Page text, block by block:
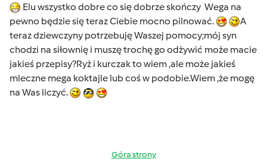
Elu wszystko dobre co się dobrze skończy Wega na
pewno będzie się teraz Ciebie mocno pilnować.
A
teraz dziewczyny potrzebuję Waszej pomocy;mój syn
chodzi na siłownię i muszę trochę go odżywić może macie
jakieś przepisy?Ryż i kurczak to wiem ,ale może jakieś
mleczne mega koktajle lub coś w podobie.Wiem ,że mogę
na Was liczyć.
Góra strony